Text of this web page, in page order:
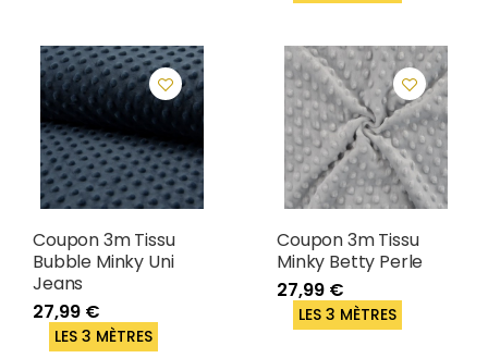
Coupon 3m Tissu
Bubble Minky Uni
Jeans
27,99 €
LES 3 MÈTRES
Coupon 3m Tissu
Minky Betty Perle
27,99 €
LES 3 MÈTRES